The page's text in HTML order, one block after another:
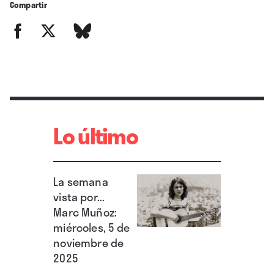
Compartir
Lo último
La semana
vista por...
Marc Muñoz:
miércoles, 5 de
noviembre de
2025